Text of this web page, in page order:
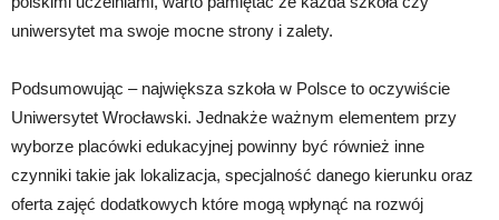
uniwersytet ma swoje mocne strony i zalety.
Podsumowując – największa szkoła w Polsce to oczywiście
Uniwersytet Wrocławski. Jednakże ważnym elementem przy
wyborze placówki edukacyjnej powinny być również inne
czynniki takie jak lokalizacja, specjalność danego kierunku oraz
oferta zajęć dodatkowych które mogą wpłynąć na rozwój